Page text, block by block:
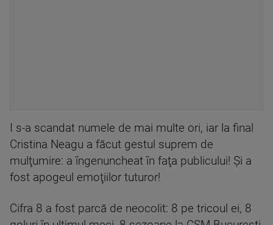
I s-a scandat numele de mai multe ori, iar la final
Cristina Neagu a făcut gestul suprem de
mulţumire: a îngenuncheat în faţa publicului! Şi a
fost apogeul emoţiilor tuturor!
Cifra 8 a fost parcă de neocolit: 8 pe tricoul ei, 8